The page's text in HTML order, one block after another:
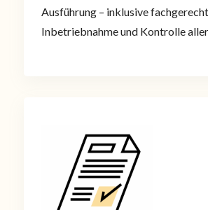
Ausführung – inklusive
Inbetriebnahme und Kontrolle